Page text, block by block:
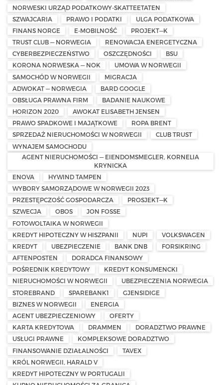
NORWESKI URZĄD PODATKOWY-SKATTEETATEN
SZWAJCARIA
PRAWO I PODATKI
ULGA PODATKOWA
FINANS NORGE
E-MOBILNOŚĆ
PROJEKT—K
TRUST CLUB — NORWEGIA
RENOWACJA ENERGETYCZNA
CYBERBEZPIECZEŃSTWO
OSZCZĘDNOŚCI
BSU
KORONA NORWESKA — NOK
UMOWA W NORWEGII
SAMOCHÓD W NORWEGII
MIGRACJA
ADWOKAT — NORWEGIA
BARD GOOGLE
OBSŁUGA PRAWNA FIRM
BADANIE NAUKOWE
HORIZON 2020
AWOKAT ELISABETH JENSEN
PRAWO SPADKOWE I MAJĄTKOWE
ROPA BRENT
SPRZEDAŻ NIERUCHOMOŚCI W NORWEGII
CLUB TRUST
WYNAJEM SAMOCHODU
AGENT NIERUCHOMOŚCI — EIENDOMSMEGLER, KORNELIA
KRYNICKA
ENOVA
HYWIND TAMPEN
WYBORY SAMORZĄDOWE W NORWEGII 2023
PRZESTĘPCZOŚĆ GOSPODARCZA
PROSJEKT—K
SZWECJA
OBOS
JON FOSSE
FOTOWOLTAIKA W NORWEGII
KREDYT HIPOTECZNY W HISZPANII
NUPI
VOLKSWAGEN
KREDYT
UBEZPIECZENIE BANK DNB
FORSIKRING
AFTENPOSTEN
DORADCA FINANSOWY
POŚREDNIK KREDYTOWY
KREDYT KONSUMENCKI
NIERUCHOMOŚCI W NORWEGII
UBEZPIECZENIA NORWEGIA
STOREBRAND
SPAREBANK1
GJENSIDIGE
BIZNES W NORWEGII
ENERGIA
AGENT UBEZPIECZENIOWY
OFERTY
KARTA KREDYTOWA
DRAMMEN
DORADZTWO PRAWNE
USŁUGI PRAWNE
KOMPLEKSOWE DORADZTWO
FINANSOWANIE DZIAŁALNOŚCI
TAVEX
KRÓL NORWEGII, HARALD V
KREDYT HIPOTECZNY W PORTUGALII